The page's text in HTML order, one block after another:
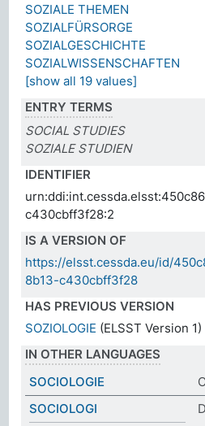
SOZIALE THEMEN
SOZIALFÜRSORGE
SOZIALGESCHICHTE
SOZIALWISSENSCHAFTEN
[show all 19 values]
ENTRY TERMS
SOCIAL STUDIES
SOZIALE STUDIEN
IDENTIFIER
c430cbff3f28:2
IS A VERSION OF
https://elsst.cessda.eu/id/
8b13-c430cbff3f28
HAS PREVIOUS VERSION
SOZIOLOGIE (ELSST Version 1)
IN OTHER LANGUAGES
SOCIOLOGIE
SOCIOLOGI